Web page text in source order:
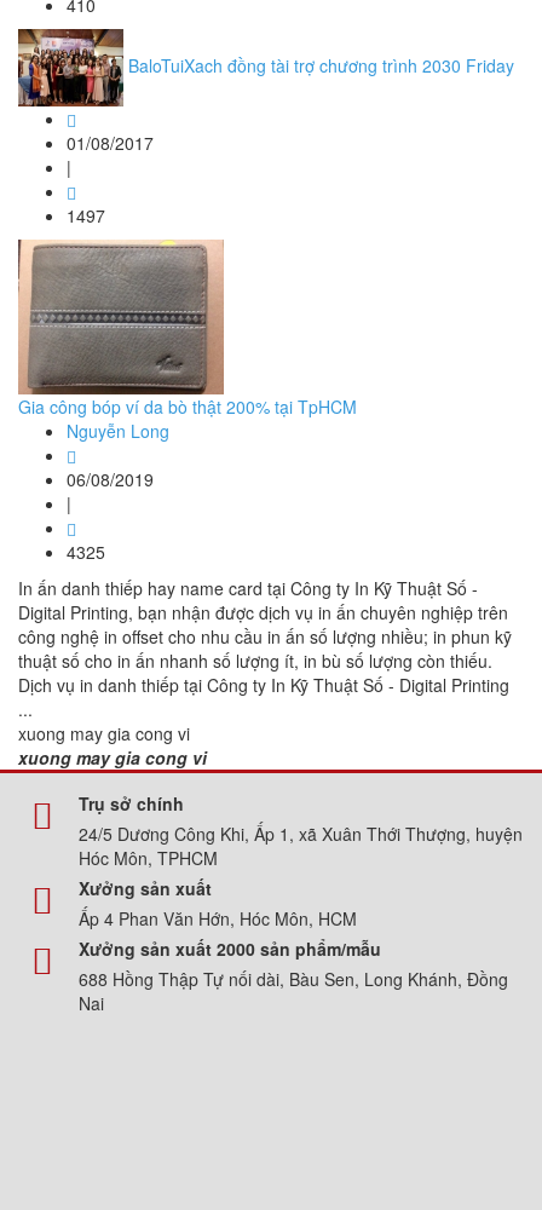
410
BaloTuiXach đồng tài trợ chương trình 2030 Friday
01/08/2017
|
1497
Gia công bóp ví da bò thật 200% tại TpHCM
Nguyễn Long
06/08/2019
|
4325
In ấn danh thiếp hay name card tại Công ty In Kỹ Thuật Số -
Digital Printing, bạn nhận được dịch vụ in ấn chuyên nghiệp trên
công nghệ in offset cho nhu cầu in ấn số lượng nhiều; in phun kỹ
thuật số cho in ấn nhanh số lượng ít, in bù số lượng còn thiếu.
Dịch vụ in danh thiếp tại Công ty In Kỹ Thuật Số - Digital Printing
...
xuong may gia cong vi
xuong may gia cong vi
Trụ sở chính
24/5 Dương Công Khi, Ấp 1, xã Xuân Thới Thượng, huyện
Hóc Môn, TPHCM
Xưởng sản xuất
Ấp 4 Phan Văn Hớn, Hóc Môn, HCM
Xưởng sản xuất 2000 sản phẩm/mẫu
688 Hồng Thập Tự nối dài, Bàu Sen, Long Khánh, Đồng
Nai